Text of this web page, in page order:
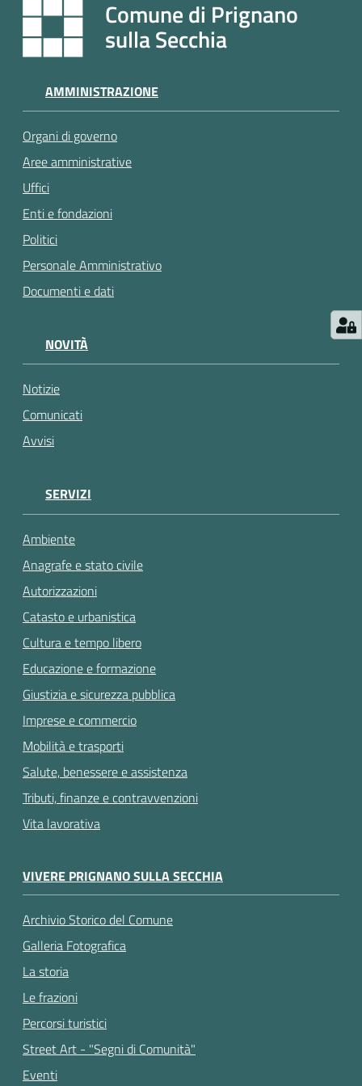
p
p
a
m
e
n
t
o
Street
gli
argomenti...
Comune di Prignano
sulla Secchia
AMMINISTRAZIONE
Organi di governo
Aree amministrative
Uffici
Enti e fondazioni
Politici
Personale Amministrativo
Documenti e dati
NOVITÀ
Notizie
Comunicati
Avvisi
SERVIZI
Ambiente
Anagrafe e stato civile
Autorizzazioni
Catasto e urbanistica
Cultura e tempo libero
Educazione e formazione
Giustizia e sicurezza pubblica
Imprese e commercio
Mobilità e trasporti
Salute, benessere e assistenza
Tributi, finanze e contravvenzioni
Vita lavorativa
VIVERE PRIGNANO SULLA SECCHIA
Archivio Storico del Comune
Galleria Fotografica
La storia
Le frazioni
Percorsi turistici
Street Art - "Segni di Comunità"
Eventi